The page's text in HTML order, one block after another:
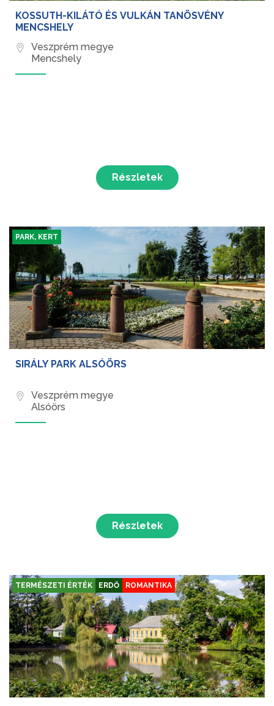
KOSSUTH-KILÁTÓ ÉS VULKÁN TANÖSVÉNY
MENCSHELY
Veszprém megye
Mencshely
Részletek
PARK, KERT
SIRÁLY PARK ALSÓÖRS
Veszprém megye
Alsóörs
Részletek
TERMÉSZETI ÉRTÉK ERDŐ ROMANTIKA